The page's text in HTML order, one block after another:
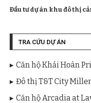
Đầu tư dự án khu đô thị
TRA CỨU DỰ ÁN
Căn hộ Khải Hoàn
Đô thị T&T City
Căn hộ Arcadia at